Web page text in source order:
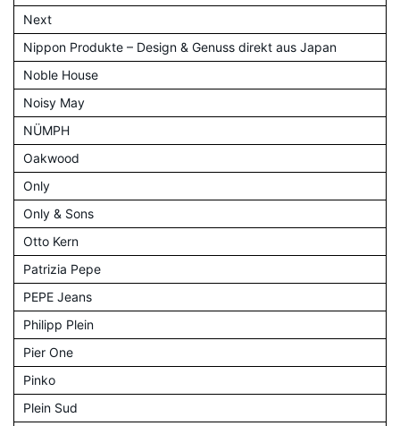
Next
Nippon Produkte – Design & Genuss direkt aus Japan
Noble House
Noisy May
NÜMPH
Oakwood
Only
Only & Sons
Otto Kern
Patrizia Pepe
PEPE Jeans
Philipp Plein
Pier One
Pinko
Plein Sud